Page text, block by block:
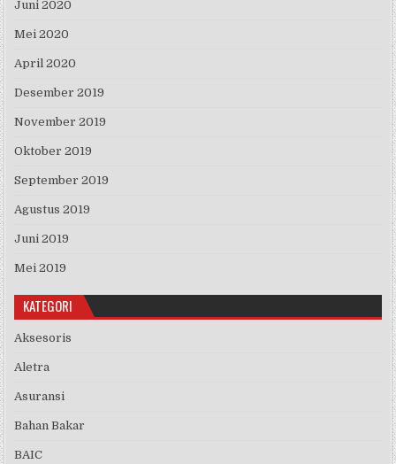
Juni 2020
Mei 2020
April 2020
Desember 2019
November 2019
Oktober 2019
September 2019
Agustus 2019
Juni 2019
Mei 2019
KATEGORI
Aksesoris
Aletra
Asuransi
Bahan Bakar
BAIC